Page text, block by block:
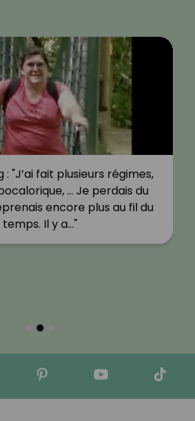
: "J’ai fait plusieurs régimes,
… Je perdais du
encore plus au fil du
temps. Il y a…"